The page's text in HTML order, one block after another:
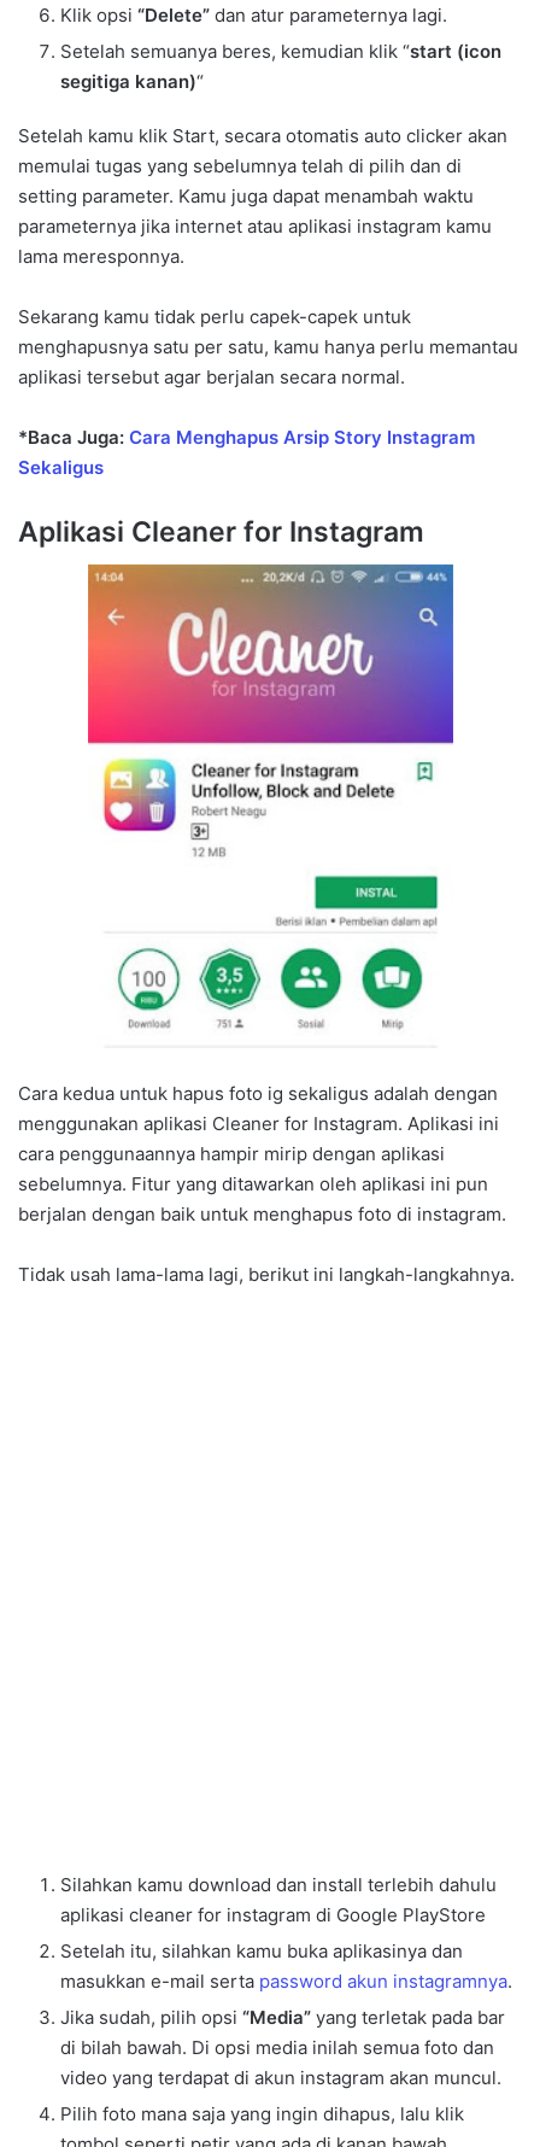
Klik opsi “Delete” dan atur parameternya lagi.
Setelah semuanya beres, kemudian klik “start (icon
segitiga kanan)“
Setelah kamu klik Start, secara otomatis auto clicker akan
memulai tugas yang sebelumnya telah di pilih dan di
setting parameter. Kamu juga dapat menambah waktu
parameternya jika internet atau aplikasi instagram kamu
lama meresponnya.
Sekarang kamu tidak perlu capek-capek untuk
menghapusnya satu per satu, kamu hanya perlu memantau
aplikasi tersebut agar berjalan secara normal.
*Baca Juga: Cara Menghapus Arsip Story Instagram
Sekaligus
Aplikasi Cleaner for Instagram
Cara kedua untuk hapus foto ig sekaligus adalah dengan
menggunakan aplikasi Cleaner for Instagram. Aplikasi ini
cara penggunaannya hampir mirip dengan aplikasi
sebelumnya. Fitur yang ditawarkan oleh aplikasi ini pun
berjalan dengan baik untuk menghapus foto di instagram.
Tidak usah lama-lama lagi, berikut ini langkah-langkahnya.
Silahkan kamu download dan install terlebih dahulu
aplikasi cleaner for instagram di Google PlayStore
Setelah itu, silahkan kamu buka aplikasinya dan
masukkan e-mail serta password akun instagramnya.
Jika sudah, pilih opsi “Media” yang terletak pada bar
di bilah bawah. Di opsi media inilah semua foto dan
video yang terdapat di akun instagram akan muncul.
Pilih foto mana saja yang ingin dihapus, lalu klik